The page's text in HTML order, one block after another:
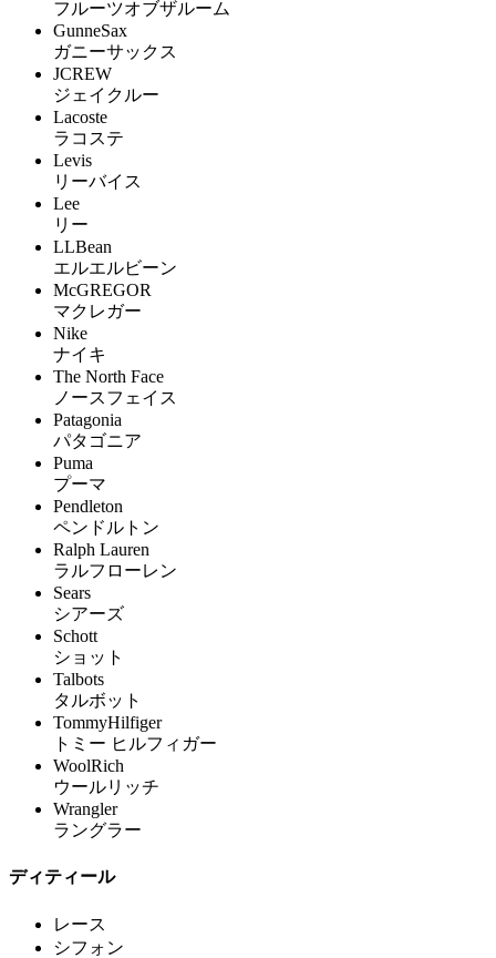
フルーツオブザルーム
GunneSax
ガニーサックス
JCREW
ジェイクルー
Lacoste
ラコステ
Levis
リーバイス
Lee
リー
LLBean
エルエルビーン
McGREGOR
マクレガー
Nike
ナイキ
The North Face
ノースフェイス
Patagonia
パタゴニア
Puma
プーマ
Pendleton
ペンドルトン
Ralph Lauren
ラルフローレン
Sears
シアーズ
Schott
ショット
Talbots
タルボット
TommyHilfiger
トミー ヒルフィガー
WoolRich
ウールリッチ
Wrangler
ラングラー
ディティール
レース
シフォン